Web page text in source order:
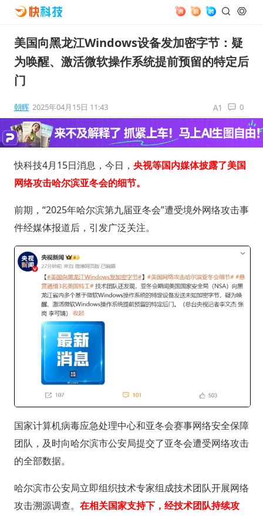
美国向黑龙江Windows设备发加密字节：疑
为唤醒、激活微软操作系统提前预留的特定后
门
朝晖 2025年04月15日 11:43 0
快科技4月15日消息，今日， 央视等国内媒体披露了美国
网络攻击哈尔滨亚冬会的细节。
前期，“2025年哈尔滨第九届亚冬会”遭受境外网络攻击事
件经媒体报道后，引发广泛关注。
国家计算机病毒应急处理中心和亚冬会赛事网络安全保障
团队，及时向哈尔滨市公安局提交了亚冬会遭受网络攻击
的全部数据。
哈尔滨市公安局立即组织技术专家组成技术团队开展网络
攻击溯源调查。 在相关国家支持下，经技术团队持续攻